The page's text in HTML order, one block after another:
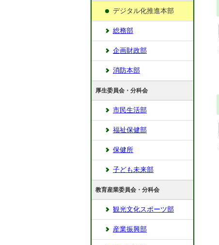
デジタル化推進本部
総務部
企画財政部
消防本部
厚生委員会・分科会
市民生活部
福祉保健部
保健所
子ども未来部
教育産業委員会・分科会
観光文化スポーツ部
産業振興部